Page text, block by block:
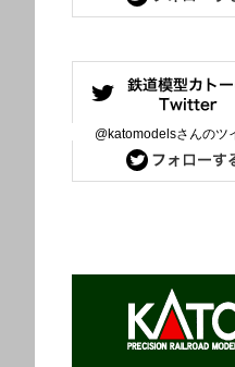
@katomodelsさんのツ